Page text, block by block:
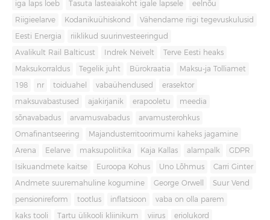
iga laps loeb Tasuta lasteaiakoht igale lapsele eelnõu
Riigieelarve Kodanikuühiskond Vähendame riigi tegevuskulusid
Eesti Energia riiklikud suurinvesteeringud
Avalikult Rail Balticust Indrek Neivelt Terve Eesti heaks
Maksukorraldus Tegelik juht Bürokraatia Maksu-ja Tolliamet
198 nr toiduahel vabaühendused erasektor
maksuvabastused ajakirjanik erapooletu meedia
sõnavabadus arvamusvabadus arvamusterohkus
Omafinantseering Majandusterritoorimumi kaheks jagamine
Arena Eelarve maksupoliitika Kaja Kallas alampalk GDPR
Isikuandmete kaitse Euroopa Kohus Uno Lõhmus Carri Ginter
Andmete suuremahuline kogumine George Orwell Suur Vend
pensionireform tootlus inflatsioon vaba on olla parem
kaks tooli Tartu ülikooli kliinikum viirus eriolukord